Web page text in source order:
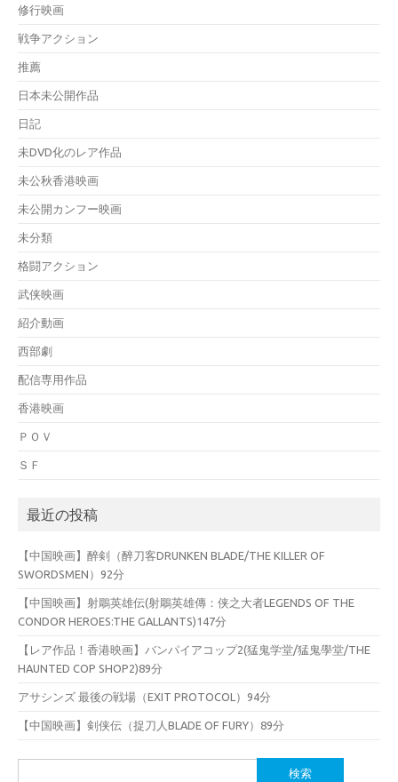
修行映画
戦争アクション
推薦
日本未公開作品
日記
未DVD化のレア作品
未公秋香港映画
未公開カンフー映画
未分類
格闘アクション
武侠映画
紹介動画
西部劇
配信専用作品
香港映画
ＰＯＶ
ＳＦ
最近の投稿
【中国映画】醉剣（醉刀客DRUNKEN BLADE/THE KILLER OF
SWORDSMEN）92分
【中国映画】射鵰英雄伝(射鵰英雄傳：侠之大者LEGENDS OF THE
CONDOR HEROES:THE GALLANTS)147分
【レア作品！香港映画】バンパイアコップ2(猛鬼学堂/猛鬼學堂/THE
HAUNTED COP SHOP2)89分
アサシンズ 最後の戦場（EXIT PROTOCOL）94分
【中国映画】剣侠伝（捉刀人BLADE OF FURY）89分